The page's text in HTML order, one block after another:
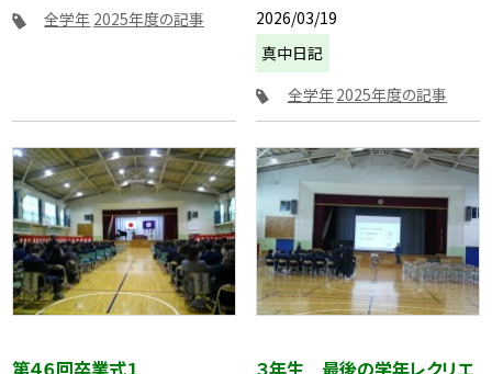
全学年 2025年度の記事
2026/03/19
真中日記
全学年2025年度の記事
第４６回卒業式１
３年生 最後の学年レクリエ